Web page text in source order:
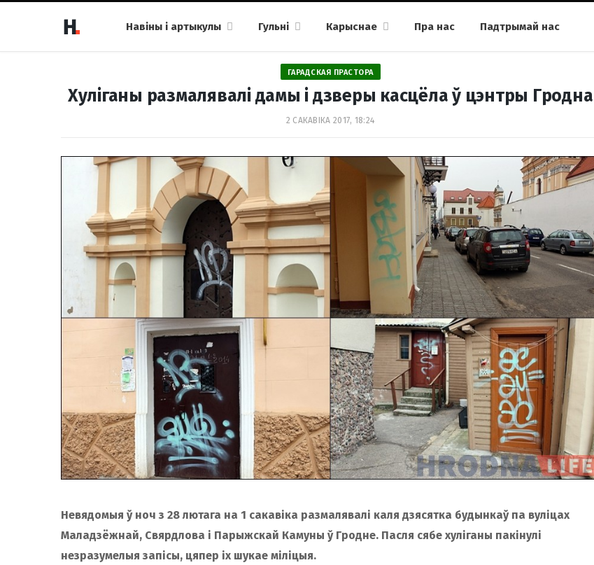
Навіны і артыкулы Гульні Карыснае Пра нас
Падтрымай нас
ГАРАДСКАЯ ПРАСТОРА
Хуліганы размалявалі дамы і дзверы касцёла ў цэнтры Гродна
2 САКАВІКА 2017, 18:24
Невядомыя ў ноч з 28 лютага на 1 сакавіка размалявалі каля дзясятка будынкаў па вуліцах
Маладзёжнай, Свярдлова і Парыжскай Камуны ў Гродне. Пасля сябе хуліганы пакінулі
незразумелыя запісы, цяпер іх шукае міліцыя.